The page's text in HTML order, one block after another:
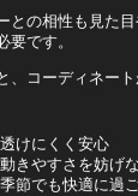
の相性も見た
です。
コーディネート
けにくく安心
きやすさを妨げ
節でも快適に過